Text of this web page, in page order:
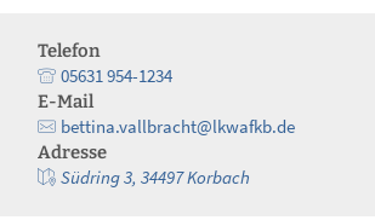
Telefon
05631 954-1234
E-Mail
bettina.vallbracht@lkwafkb.de
Adresse
Südring 3, 34497 Korbach